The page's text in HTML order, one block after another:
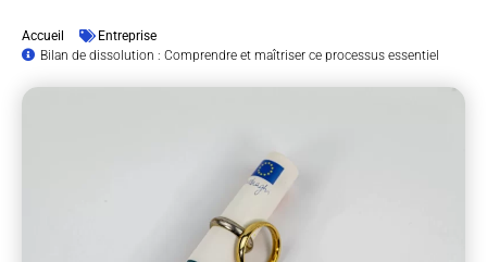
Accueil
Entreprise
Bilan de dissolution : Comprendre et maîtriser ce processus essentiel